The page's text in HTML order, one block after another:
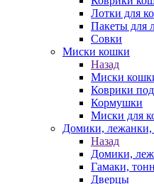
Лотки для
Пакеты для
Совки
Миски кошки
Назад
Миски
Коврики
Кормушки
Миски для
Домики, лежанки,
Назад
Домики,
Гамаки,
Дверцы